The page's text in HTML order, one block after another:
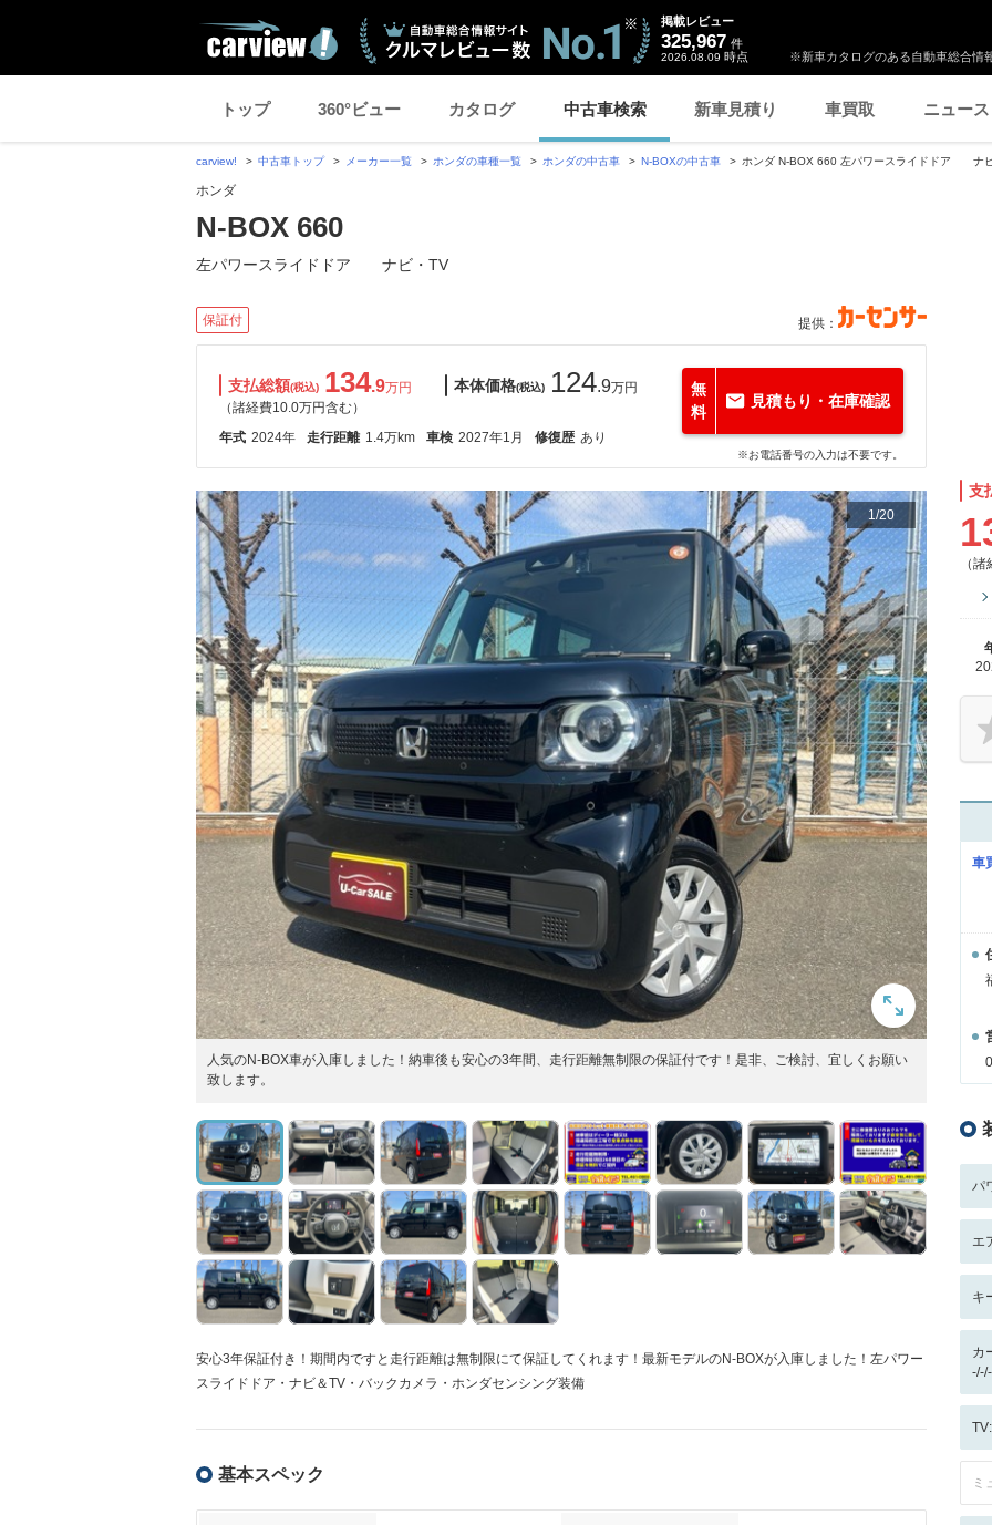
※新車カタログのある自動車総合情
掲載レビュー
325,967 件
2026.08.09 時点
トップ 360°ビュー カタログ 中古車検索 新車見積り 車買取 ニュース
carview! 中古車トップ メーカー一覧 ホンダの車種一覧 ホンダの中古車 N-BOXの中古車 ホンダ N-BOX 660 左パワースライドドア ナ
ホンダ
N-BOX 660
左パワースライドドア ナビ・TV
保証付 提供：
支払総額(税込) 134.9万円
（諸経費10.0万円含む）
本体価格(税込) 124.9万円
年式 2024年 走行距離 1.4万km 車検 2027年1月 修復歴 あり
無
料
見積もり・在庫確認
※お電話番号の入力は不要です。
1/20
人気のN-BOX車が入庫しました！納車後も安心の3年間、走行距離無制限の保証付です！是非、ご検討、宜しくお願い
致します。
安心3年保証付き！期間内ですと走行距離は無制限にて保証してくれます！最新モデルのN-BOXが入庫しました！左パワー
スライドドア・ナビ＆TV・バックカメラ・ホンダセンシング装備
基本スペック
支
（
車
パ
エ
キ
カ
ミ